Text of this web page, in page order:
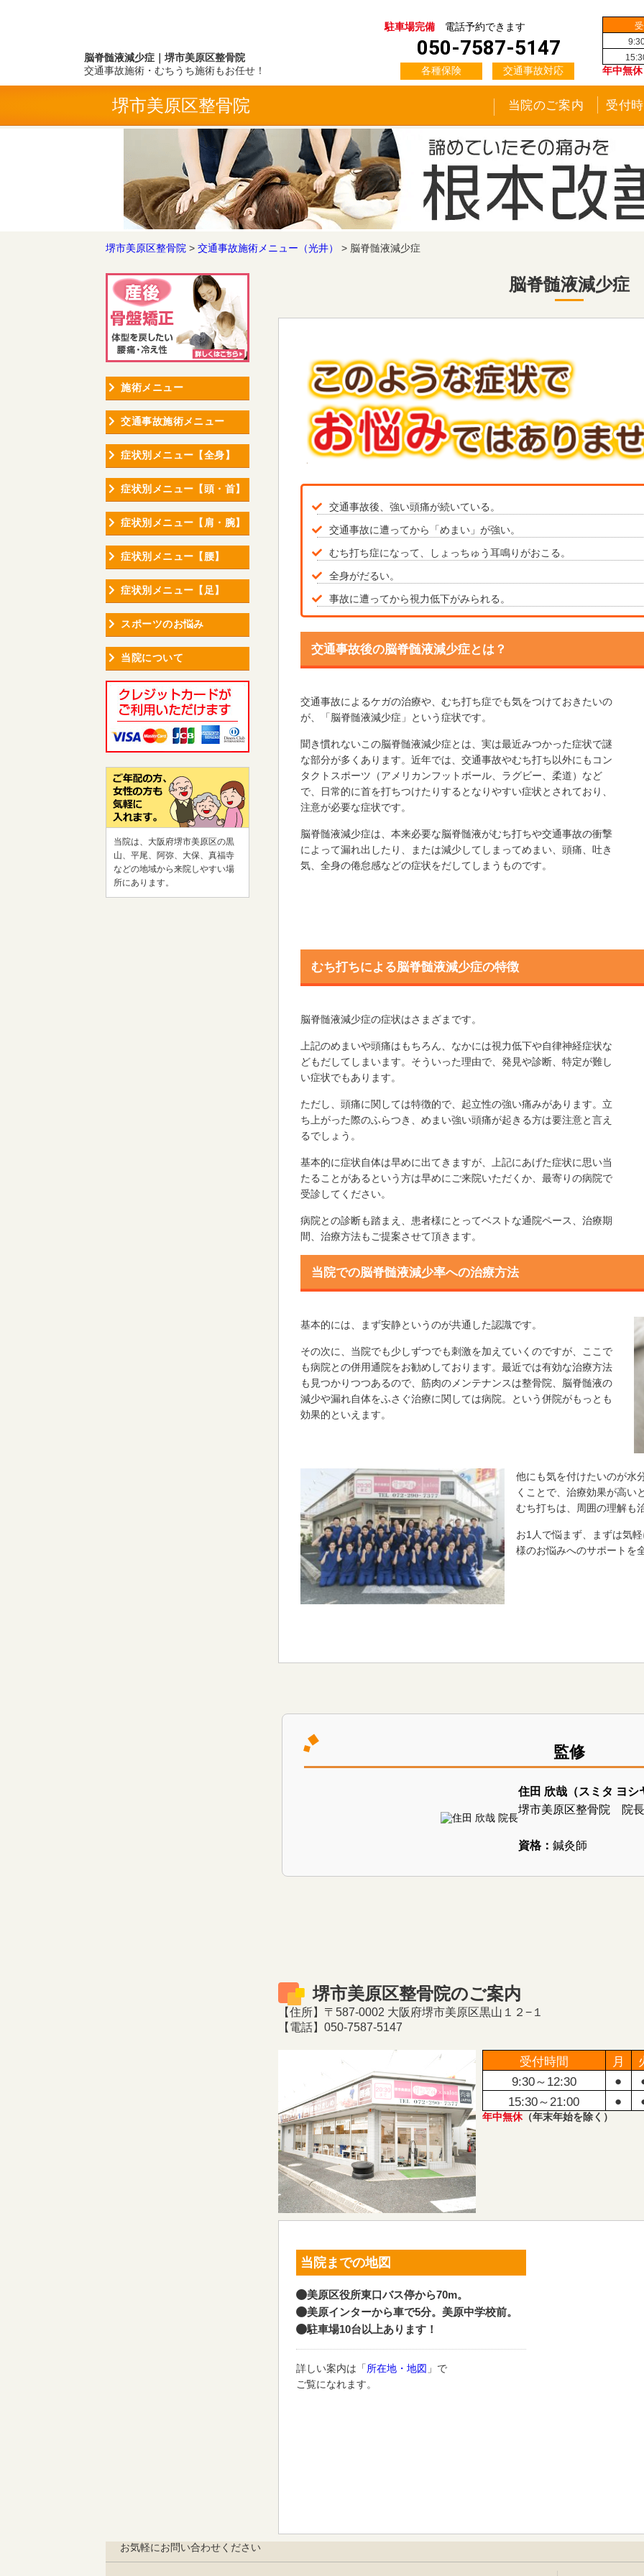
脳脊髄液減少症｜堺市美原区整骨院
交通事故施術・むちうち施術もお任せ！
駐車場完備 電話予約できます
050-7587-5147
各種保険 交通事故対応 年中無休
堺市美原区整骨院 当院のご案内 受付
堺市美原区整骨院 > 交通事故施術メニュー（光井） > 脳脊髄液減少症
脳脊髄液減少症
交通事故後、強い頭痛が続いている。
交通事故に遭ってから「めまい」が強い。
むち打ち症になって、しょっちゅう耳鳴りがおこる。
全身がだるい。
事故に遭ってから視力低下がみられる。
交通事故後の脳脊髄液減少症とは？
交通事故によるケガの治療や、むち打ち症でも気をつけておきたいの
が、「脳脊髄液減少症」という症状です。
聞き慣れないこの脳脊髄液減少症とは、実は最近みつかった症状で謎
な部分が多くあります。近年では、交通事故やむち打ち以外にもコン
タクトスポーツ（アメリカンフットボール、ラグビー、柔道）など
で、日常的に首を打ちつけたりするとなりやすい症状とされており、
注意が必要な症状です。
脳脊髄液減少症は、本来必要な脳脊髄液がむち打ちや交通事故の衝撃
によって漏れ出したり、または減少してしまってめまい、頭痛、吐き
気、全身の倦怠感などの症状をだしてしまうものです。
むち打ちによる脳脊髄液減少症の特徴
脳脊髄液減少症の症状はさまざまです。
上記のめまいや頭痛はもちろん、なかには視力低下や自律神経症状な
どもだしてしまいます。そういった理由で、発見や診断、特定が難し
い症状でもあります。
ただし、頭痛に関しては特徴的で、起立性の強い痛みがあります。立
ち上がった際のふらつき、めまい強い頭痛が起きる方は要注意と言え
るでしょう。
基本的に症状自体は早めに出てきますが、上記にあげた症状に思い当
たることがあるという方は早めにご来院いただくか、最寄りの病院で
受診してください。
病院との診断も踏まえ、患者様にとってベストな通院ペース、治療期
間、治療方法もご提案させて頂きます。
当院での脳脊髄液減少率への治療方法
基本的には、まず安静というのが共通した認識です。
その次に、当院でも少しずつでも刺激を加えていくのですが、ここで
も病院との併用通院をお勧めしております。最近では有効な治療方法
も見つかりつつあるので、筋肉のメンテナンスは整骨院、脳脊髄液の
減少や漏れ自体をふさぐ治療に関しては病院。という併院がもっとも
効果的といえます。
他にも気を付けたいのが水
くことで、治療効果が高い
むち打ちは、周囲の理解も
お1人で悩まず、まずは気
様のお悩みへのサポートを
監修
住田 欣哉（スミタ ヨシ
堺市美原区整骨院 院長
資格： 鍼灸師
堺市美原区整骨院のご案内
【住所】〒587-0002 大阪府堺市美原区黒山１２−１
【電話】050-7587-5147
受付時間 月
9:30～12:30
●
15:30～21:00
●
年中無休（年末年始を除く）
当院までの地図
美原区役所東口バス停から70m。
美原インターから車で5分。美原中学校前。
駐車場10台以上あります！
詳しい案内は「所在地・地図 」で
ご覧になれます。
施術メニュー
交通事故施術メニュー
症状別メニュー【全身】
症状別メニュー【頭・首】
症状別メニュー【肩・腕】
症状別メニュー【腰】
症状別メニュー【足】
スポーツのお悩み
当院について
当院は、大阪府堺市美原区の黒
山、平尾、阿弥、大保、真福寺
などの地域から来院しやすい場
所にあります。
お気軽にお問い合わせください